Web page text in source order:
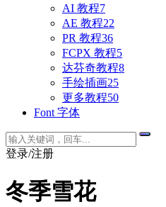
AI 教程7
AE 教程22
PR 教程36
FCPX 教程5
达芬奇教程8
手绘插画25
更多教程50
Font 字体
登录/注册
冬季雪花